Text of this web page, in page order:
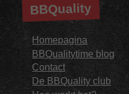
BBQuality
Homepagina
BBQualitytime blog
Contact
De BBQuality club